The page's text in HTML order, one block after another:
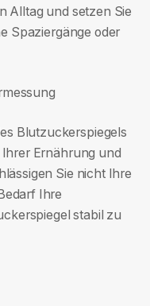
Alltag und setzen Sie
Spaziergänge oder
Blutzuckerspiegels
Ernährung und
Sie nicht Ihre
Ihre
stabil zu